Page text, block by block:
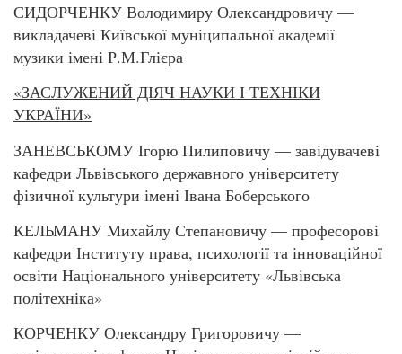
СИДОРЧЕНКУ Володимиру Олександровичу —
викладачеві Київської муніципальної академії
музики імені Р.М.Глієра
«ЗАСЛУЖЕНИЙ ДІЯЧ НАУКИ І ТЕХНІКИ
УКРАЇНИ»
ЗАНЕВСЬКОМУ Ігорю Пилиповичу — завідувачеві
кафедри Львівського державного університету
фізичної культури імені Івана Боберського
КЕЛЬМАНУ Михайлу Степановичу — професорові
кафедри Інституту права, психології та інноваційної
освіти Національного університету «Львівська
політехніка»
КОРЧЕНКУ Олександру Григоровичу —